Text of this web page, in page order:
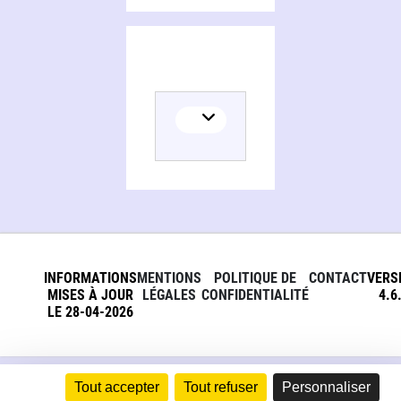
Tout accepter Tout refuser Personnaliser
INFORMATIONS
MISES À JOUR
LE 28-04-2026
MENTIONS
LÉGALES
POLITIQUE DE
CONFIDENTIALITÉ
CONTACT